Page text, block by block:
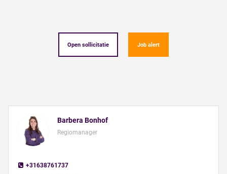
Open sollicitatie Job alert
Barbera Bonhof
Regiomanager
+31638761737